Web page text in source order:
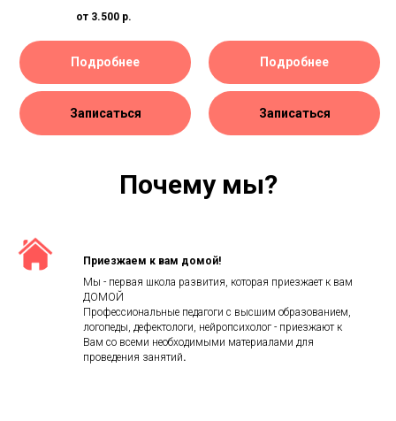
от 3.500 р.
Подробнее
Записаться
Подробнее
Записаться
Почему мы?
Приезжаем к вам домой!
Мы - первая школа развития, которая приезжает к вам
ДОМОЙ
Профессиональные педагоги с высшим образованием,
логопеды, дефектологи, нейропсихолог - приезжают к
Вам со всеми необходимыми материалами для
проведения занятий.